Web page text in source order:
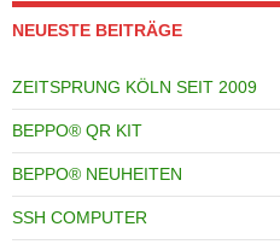
NEUESTE BEITRÄGE
ZEITSPRUNG KÖLN SEIT 2009
BEPPO® QR KIT
BEPPO® NEUHEITEN
SSH COMPUTER